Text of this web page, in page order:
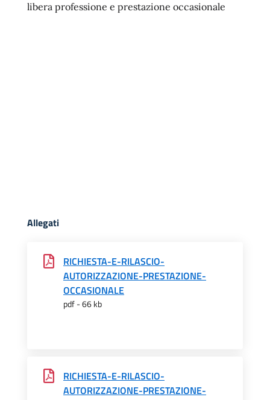
libera professione e prestazione occasionale
Allegati
RICHIESTA-E-RILASCIO-
AUTORIZZAZIONE-PRESTAZIONE-
OCCASIONALE
pdf - 66 kb
RICHIESTA-E-RILASCIO-
AUTORIZZAZIONE-PRESTAZIONE-